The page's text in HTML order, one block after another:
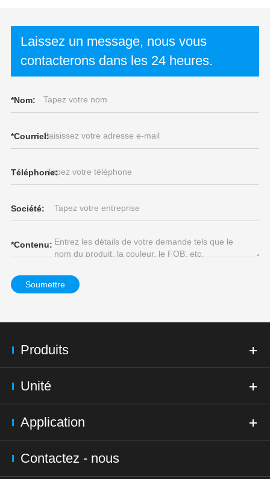
Laissez un message, nous vous
contacterons dans les 24 heures.
*Nom:
*Courriel:
Téléphone:
Société:
*Contenu:
Soumettre
Produits
Unité
Application
Contactez - nous